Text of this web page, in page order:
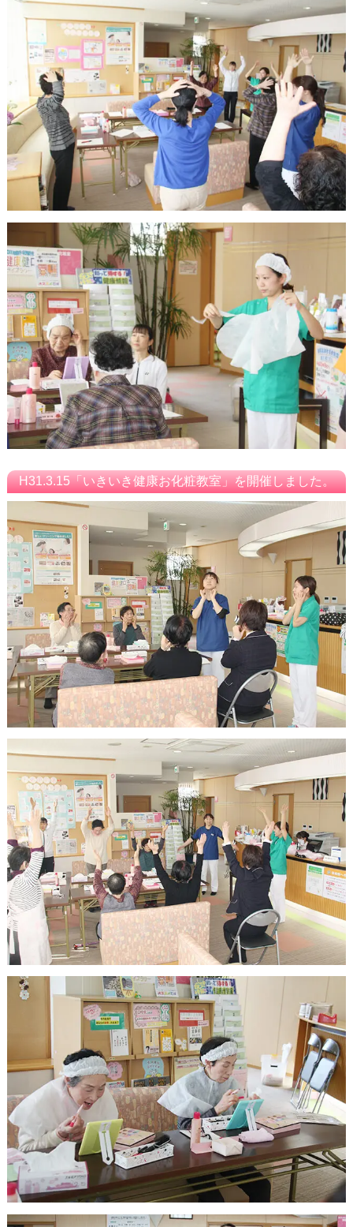
H31.3.15「いきいき健康お化粧教室」を開催しました。